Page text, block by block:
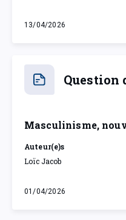
13/04/2026
lundi 13 avril 2026
Question
Masculinisme,
Auteur(e)s
Loïc Jacob
01/04/2026
mercredi 1 avril 2026